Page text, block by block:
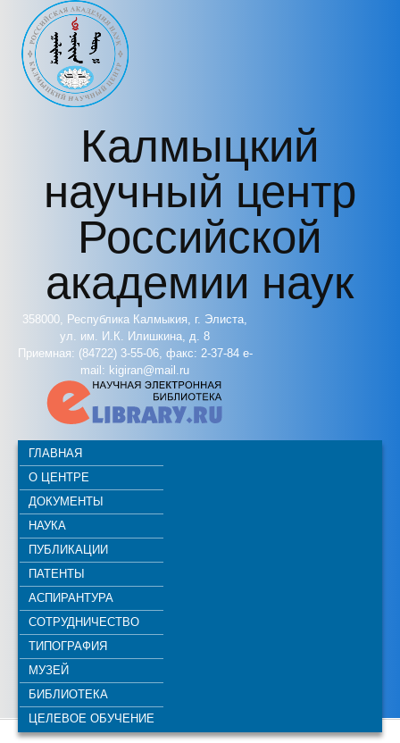
Перейти к основному содержанию
Калмыцкий
научный центр
Российской
академии наук
358000, Республика Калмыкия, г. Элиста,
ул. им. И.К. Илишкина, д. 8
Приемная: (84722) 3-55-06, факс: 2-37-84 e-
mail: kigiran@mail.ru
ГЛАВНАЯ
О ЦЕНТРЕ
ДОКУМЕНТЫ
НАУКА
ПУБЛИКАЦИИ
ПАТЕНТЫ
АСПИРАНТУРА
СОТРУДНИЧЕСТВО
ТИПОГРАФИЯ
МУЗЕЙ
БИБЛИОТЕКА
ЦЕЛЕВОЕ ОБУЧЕНИЕ